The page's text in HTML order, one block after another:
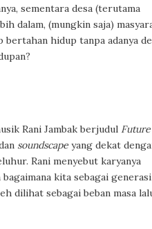
sementara desa (terutama
dalam, (mungkin saja)
hidup tanpa adanya
Rani Jambak berjudul Future
soundscape yang dekat
Rani menyebut karyanya
kita sebagai generasi
dilihat sebagai beban masa